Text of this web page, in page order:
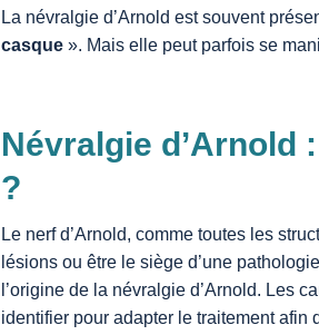
La névralgie d’Arnold est souvent
casque ». Mais elle peut parfois se
Névralgie d’Arnold
?
Le nerf d’Arnold, comme toutes les
lésions ou être le siège d’une
l’origine de la névralgie d’Arnold. Les
identifier pour adapter le traitement afin